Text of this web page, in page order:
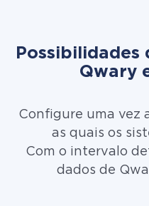
Possibilidades
Qwary
Configure uma vez
as quais os
Com o intervalo
dados de